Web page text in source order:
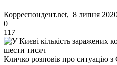
Корреспондент.net, 8 липня
0
117
Кличко розповів про ситуацію